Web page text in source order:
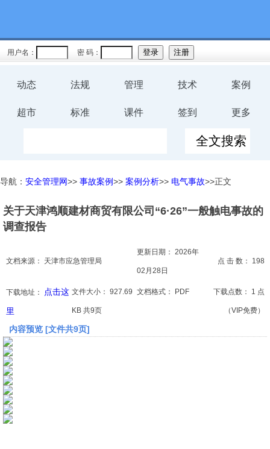
用户名： 密 码：
动态 法规 管理 技术 案例
超市 标准 课件 签到 更多
规程
预案
评价
生
环保
文档
论文
导航： 安全管理网>> 事故案例>> 案例分析>> 电气事故>>正文
关于天津鸿顺建材商贸有限公司“6·26”一般触电事故的
调查报告
文档来源： 天津市应急管理局
更新日期： 2026年
02月28日
点 击 数： 198
下载地址：
点击这
里
文件大小： 927.69
KB 共9页
文档格式： PDF 下载点数： 1 点
（VIP免费）
内容预览 [文件共9页]